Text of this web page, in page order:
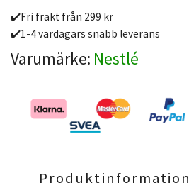
✔️Fri frakt från 299 kr
✔️1-4 vardagars snabb leverans
Varumärke: Nestlé
Produktinformation